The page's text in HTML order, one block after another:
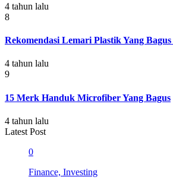
4 tahun lalu
8
Rekomendasi Lemari Plastik Yang
4 tahun lalu
9
15 Merk Handuk Microfiber Yang Bagus
4 tahun lalu
Latest Post
0
Finance, Investing